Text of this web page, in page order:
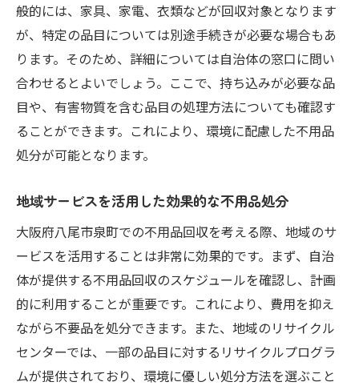
般的には、家具、家電、衣類などが回収対象となります
が、特定の品目については別途手続きが必要な場合もあ
ります。そのため、詳細については自治体の窓口に問い
合わせるとよいでしょう。ここで、持ち込みが必要な品
目や、有害物質を含む品目の処理方法についても確認す
ることができます。これにより、環境に配慮した不用品
処分が可能となります。
地域サービスを活用した効果的な不用品処分
大阪府八尾市泉町での不用品回収を考える際、地域のサ
ービスを活用することは非常に効果的です。まず、自治
体が提供する不用品回収のスケジュールを確認し、計画
的に利用することが重要です。これにより、費用を抑え
ながら不要品を処分できます。また、地域のリサイクル
センターでは、一部の品目に対するリサイクルプログラ
ムが提供されており、環境に優しい処分方法を選ぶこと